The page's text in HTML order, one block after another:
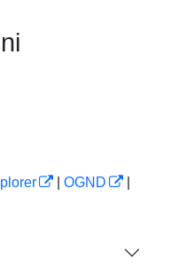
OGND